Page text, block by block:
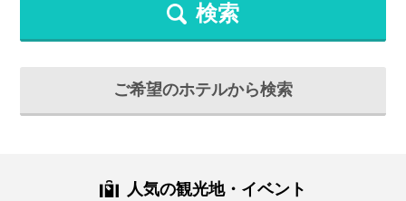
検索
ご希望のホテルから検索
人気の観光地・イベント